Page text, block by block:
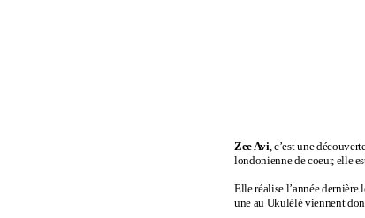
Zee Avi, c’est une
londonienne de coeur, elle
Elle réalise l’année dernière
une au Ukulélé viennent